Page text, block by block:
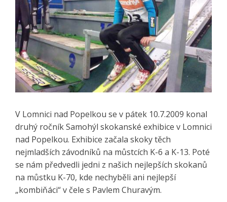
V Lomnici nad Popelkou se v pátek 10.7.2009 konal
druhý ročník Samohýl skokanské exhibice v Lomnici
nad Popelkou. Exhibice začala skoky těch
nejmladších závodníků na můstcích K-6 a K-13. Poté
se nám předvedli jedni z našich nejlepších skokanů
na můstku K-70, kde nechyběli ani nejlepší
„kombiňáci“ v čele s Pavlem Churavým.